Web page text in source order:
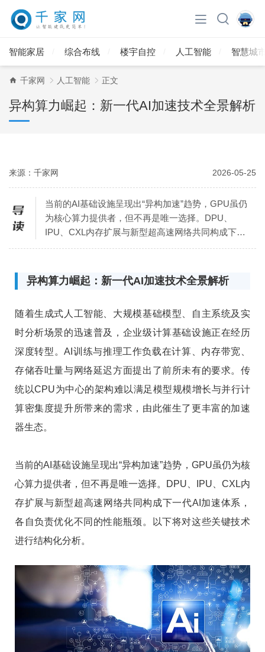
智能家居 综合布线 楼宇自控 人工智能 智慧城
千家网 人工智能 正文
异构算力崛起：新一代AI加速技术全景解析
来源：千家网 2026-05-25
当前的AI基础设施呈现出“异构加速”趋势，GPU虽仍
为核心算力提供者，但不再是唯一选择。DPU、
IPU、CXL内存扩展与新型超高速网络共同构成下一
代AI加速体系，各自负责优化不同的性能瓶颈。
异构算力崛起：新一代AI加速技术全景解析
随着生成式人工智能、大规模基础模型、自主系统及实
时分析场景的迅速普及，企业级计算基础设施正在经历
深度转型。AI训练与推理工作负载在计算、内存带宽、
存储吞吐量与网络延迟方面提出了前所未有的要求。传
统以CPU为中心的架构难以满足模型规模增长与并行计
算密集度提升所带来的需求，由此催生了更丰富的加速
器生态。
当前的AI基础设施呈现出“异构加速”趋势，GPU虽仍为核
心算力提供者，但不再是唯一选择。DPU、IPU、CXL内
存扩展与新型超高速网络共同构成下一代AI加速体系，
各自负责优化不同的性能瓶颈。以下将对这些关键技术
进行结构化分析。